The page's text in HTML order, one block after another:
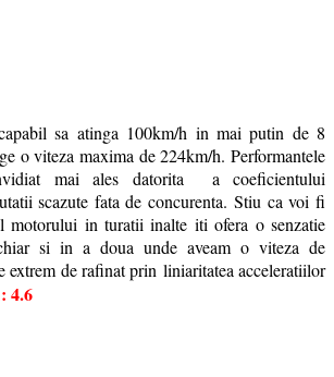
sa atinga 100km/h in mai putin de 8
o viteza maxima de 224km/h. Performantele
mai ales datorita a coeficientului
scazute fata de concurenta.Stiu ca voi fi
motorului in turatii inalte iti ofera o senzatie
si in a doua unde aveam o viteza de
extrem de rafinat prin liniaritatea acceleratiilor
4.6